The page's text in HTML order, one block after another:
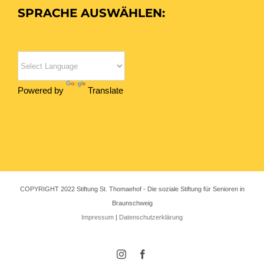
SPRACHE AUSWÄHLEN:
Powered by Translate
COPYRIGHT 2022 Stiftung St. Thomaehof - Die soziale Stiftung für Senioren in
Braunschweig
Impressum
Datenschutzerklärung
Instagram